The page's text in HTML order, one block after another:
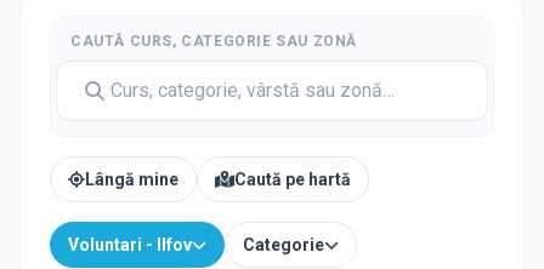
CAUTĂ CURS, CATEGORIE SAU ZONĂ
Lângă mine Caută pe hartă
Voluntari - Ilfov Categorie